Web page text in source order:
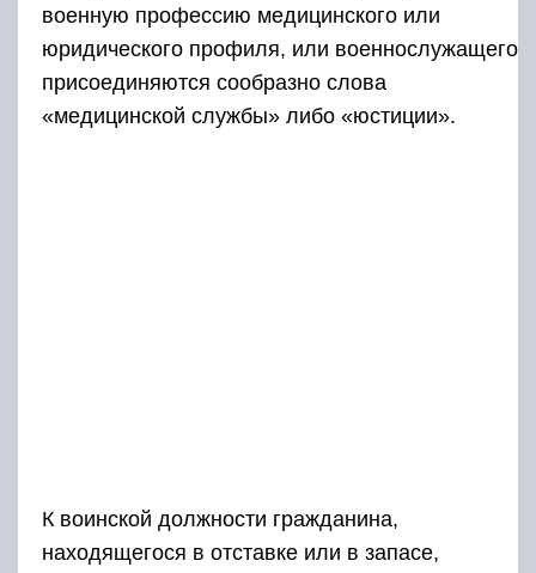
военную профессию медицинского или
юридического профиля, или военнослужащего
присоединяются сообразно слова
«медицинской службы» либо «юстиции».
К воинской должности гражданина,
находящегося в отставке или в запасе,